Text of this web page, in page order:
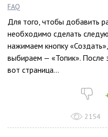
FAQ
Для того, чтобы добавить
необходимо сделать
нажимаем кнопку
выбираем — «Топик». После
вот страница...
2154